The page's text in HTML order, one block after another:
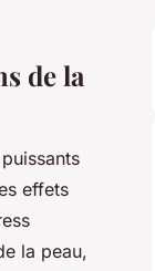
de la
effets
la peau,